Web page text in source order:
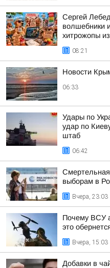
Сергей
волшебники
хитрожопы
08:21
Новости
06:33
Удары по
удар по
штаб
06:42
Смертельная
выборам в
Вчера, 23:03
Почему ВСУ
это
Вчера, 15:03
Добавки в